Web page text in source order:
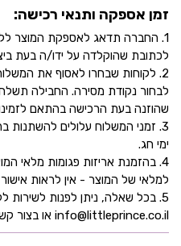
זמן אספקה ותנאי רכישה:
לכתובת שהוקלדה על ידו/ה בעת
2. לקוחות שבחרו לאסוף את
לבחור נקודת מסירה. החבילה
שהוזנה בעת הרכישה בהתאם
3. זמני המשלוח עלולים להשתנות
ימי חג.
4. בהזמנת אריזות פגומות מלאי
למלאי של המוצר - אין לראות
5. בכל שאלה, ניתן לפנות לשירות
info@littleprince.co.il או בצור קשר באתר.